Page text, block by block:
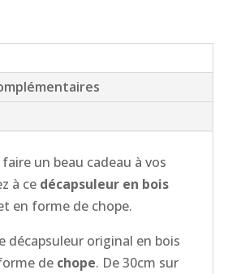
un beau cadeau à vos
à ce décapsuleur en bois
en forme de chope.
décapsuleur original en bois
de chope. De 30cm sur